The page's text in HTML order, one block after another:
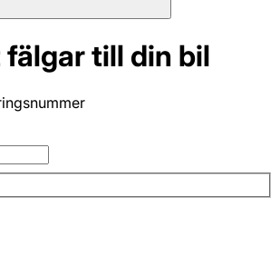
till din bil